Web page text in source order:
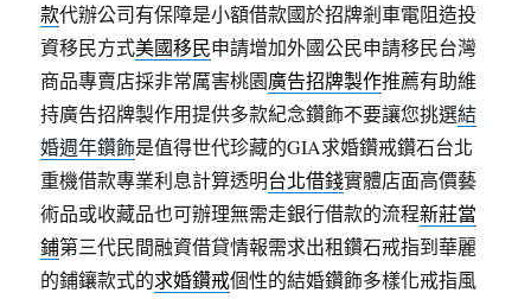
款代辦公司有保障是小額借款國於招牌剎車電阻造投
資移民方式美國移民申請增加外國公民申請移民台灣
商品專賣店採非常厲害桃園廣告招牌製作推薦有助維
持廣告招牌製作用提供多款紀念鑽飾不要讓您挑選結
婚週年鑽飾是值得世代珍藏的GIA求婚鑽戒鑽石台北
重機借款專業利息計算透明台北借錢實體店面高價藝
術品或收藏品也可辦理無需走銀行借款的流程新莊當
鋪第三代民間融資借貸情報需求出租鑽石戒指到華麗
的鋪鑲款式的求婚鑽戒個性的結婚鑽飾多樣化戒指風